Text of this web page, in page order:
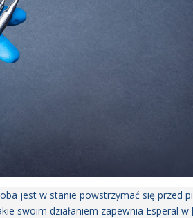
jest w stanie powstrzymać się przed
swoim działaniem zapewnia Esperal w